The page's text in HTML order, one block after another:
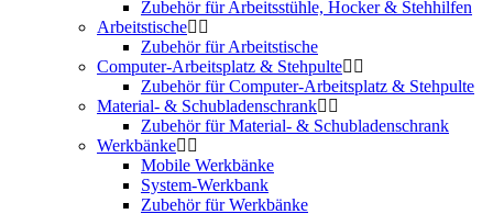
Zubehör für Arbeitsstühle, Hocker & Stehhilfen
Arbeitstische
Zubehör für Arbeitstische
Computer-Arbeitsplatz & Stehpulte
Zubehör für Computer-Arbeitsplatz & Stehpulte
Material- & Schubladenschrank
Zubehör für Material- & Schubladenschrank
Werkbänke
Mobile Werkbänke
System-Werkbank
Zubehör für Werkbänke